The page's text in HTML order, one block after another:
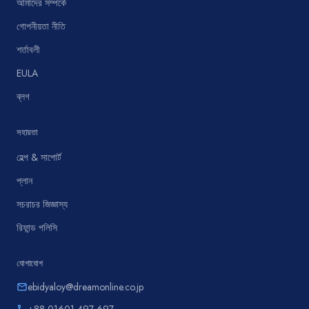
আমাদের সম্পর্কে
গোপনীয়তা নীতি
শর্তাবলী
EULA
ব্লগ
সহায়তা
হেল্প & সাপোর্ট
প্লান
সচরাচর জিজ্ঞাস্য
রিফান্ড পলিসি
যোগাযোগ
emailebidyaloy@dreamonline.co.jp